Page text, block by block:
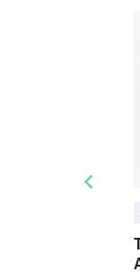
Previous